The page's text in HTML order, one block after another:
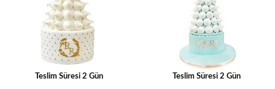
Teslim Süresi 2 Gün Teslim Süresi 2 Gün